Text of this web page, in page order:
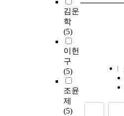
김운
학
(5)
이헌
구
(5)
조윤
제
(5)